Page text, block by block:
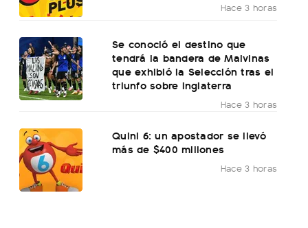
Hace 3 horas
Se conoció el destino que
tendrá la bandera de Malvinas
que exhibió la Selección tras el
triunfo sobre Inglaterra
Hace 3 horas
Quini 6: un apostador se llevó
más de $400 millones
Hace 3 horas